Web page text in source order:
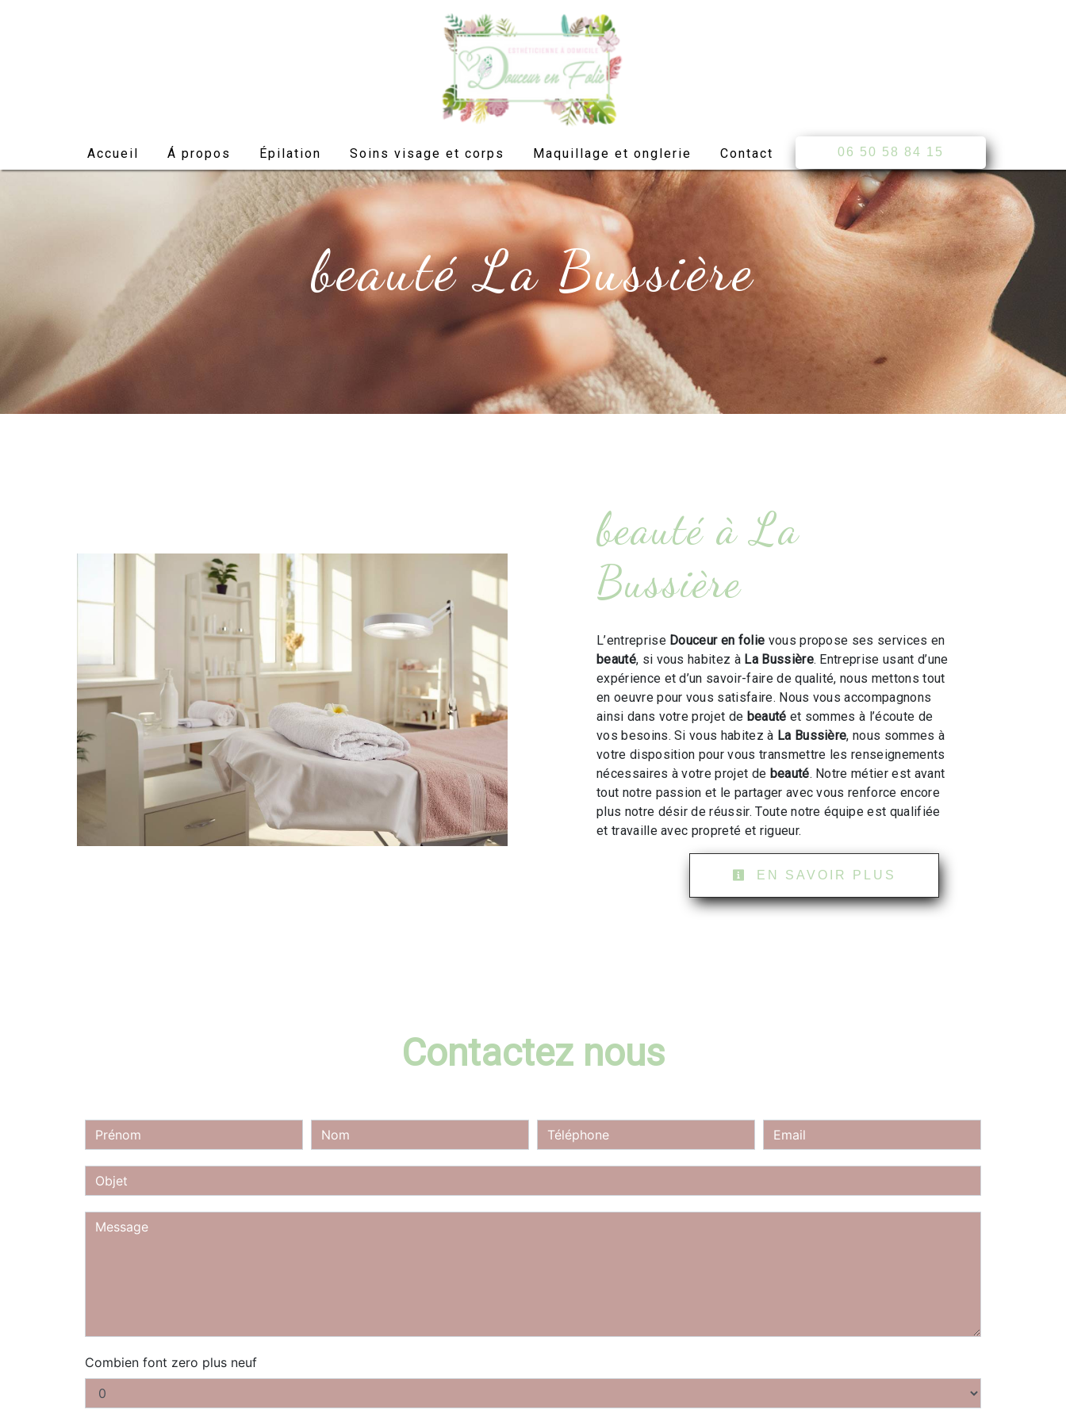
Accueil Á propos Épilation Soins visage et corps Maquillage et onglerie Contact 06 50 58 84 15
beauté La Bussière
beauté à La
Bussière
L’entreprise Douceur en folie vous propose ses services en
beauté, si vous habitez à La Bussière. Entreprise usant d’une
expérience et d’un savoir-faire de qualité, nous mettons tout
en oeuvre pour vous satisfaire. Nous vous accompagnons
ainsi dans votre projet de beauté et sommes à l’écoute de
vos besoins. Si vous habitez à La Bussière, nous sommes à
votre disposition pour vous transmettre les renseignements
nécessaires à votre projet de beauté. Notre métier est avant
tout notre passion et le partager avec vous renforce encore
plus notre désir de réussir. Toute notre équipe est qualifiée
et travaille avec propreté et rigueur.
EN SAVOIR PLUS
Contactez nous
Combien font zero plus neuf